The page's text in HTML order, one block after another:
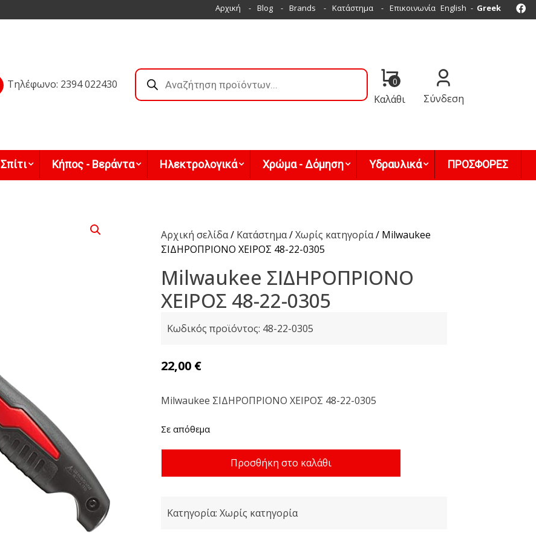
Αρχική Blog Brands Κατάστημα Επικοινωνία English Greek
Τηλέφωνο: 2394 022430
Products
search 0
Καλάθι Σύνδεση
Σπίτι Κήπος - Βεράντα Ηλεκτρολογικά Χρώμα - Δόμηση Υδραυλικά ΠΡΟΣΦΟΡΕΣ
Αρχική σελίδα/ Κατάστημα/Χωρίς κατηγορία/ Milwaukee
ΣΙΔΗΡΟΠΡΙΟΝΟ ΧΕΙΡΟΣ 48-22-0305
Milwaukee ΣΙΔΗΡΟΠΡΙΟΝΟ
ΧΕΙΡΟΣ 48-22-0305
Κωδικός προϊόντος: 48-22-0305
22,00 €
Milwaukee ΣΙΔΗΡΟΠΡΙΟΝΟ ΧΕΙΡΟΣ 48-22-0305
Σε απόθεμα
ΣΙΔΗΡΟΠΡΙΟΝΟ
22-
Προσθήκη στο καλάθι
Κατηγορία:Χωρίς κατηγορία